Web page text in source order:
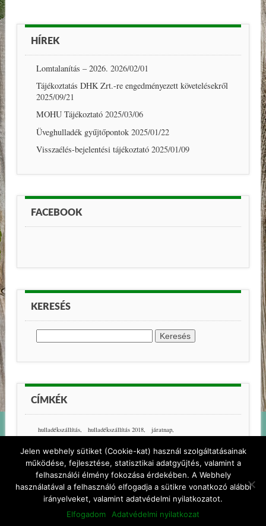
HÍREK
Lomtalanítás – 2026. 2026/02/01
Tájékoztatás DHK Zrt.-re engedményezett követelésekről
2025/09/21
MOHU Tájékoztató 2025/03/06
Üveghulladék gyűjtőpontok 2025/01/22
Visszaélés-bejelentési tájékoztató 2025/01/09
FACEBOOK
KERESÉS
CÍMKÉK
hulladékszállítás hulladékszállítás 2018 járatnap
Jelen webhely sütiket (Cookie-kat) használ szolgáltatásainak
működése, fejlesztése, statisztikai adatgyűjtés, valamint a
felhasználói élmény fokozása érdekében. A Webhely
használatával a felhasználó elfogadja a sütikre vonatkozó alábbi
irányelveket, valamint adatvédelmi nyilatkozatot.
Elfogadom
Adatvédelmi nyilatkozat